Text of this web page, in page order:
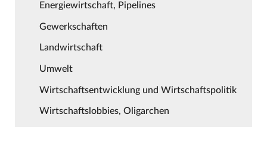
Energiewirtschaft, Pipelines
Gewerkschaften
Landwirtschaft
Umwelt
Wirtschaftsentwicklung und Wirtschaftspolitik
Wirtschaftslobbies, Oligarchen